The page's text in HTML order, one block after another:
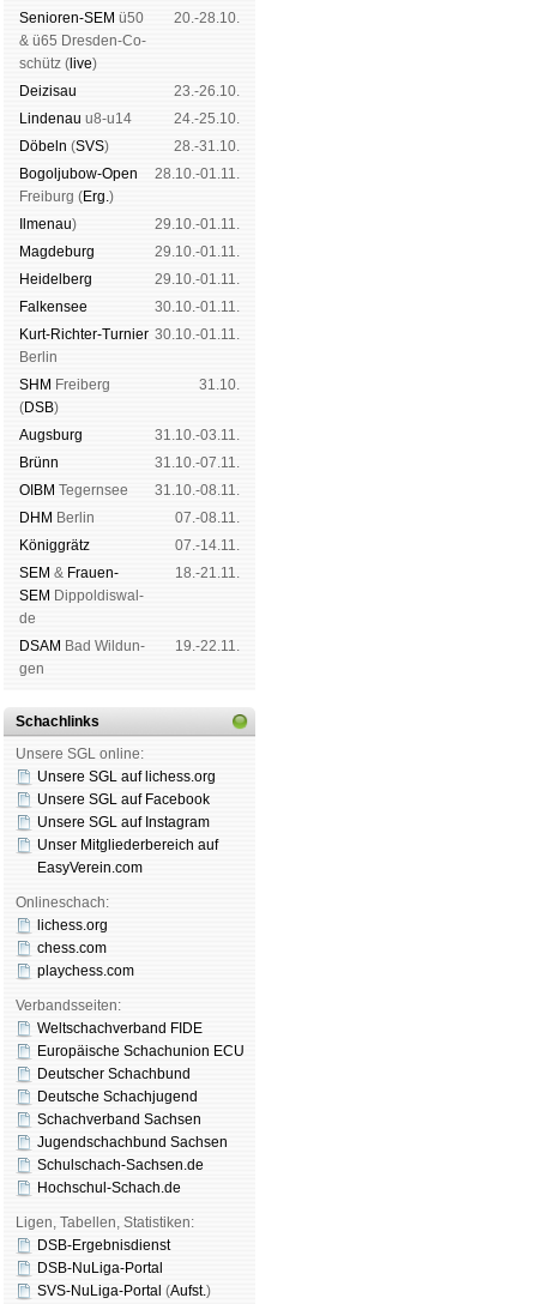
Senioren-SEM ü50
& ü65 Dres­den-Co­
schütz ( live)
20.-28.10.
Dei­zi­sau
23.-26.10.
Lin­de­nau u8-u14
24.-25.10.
Dö­beln (SVS)
28.-31.10.
Bogoljubow-Open
Frei­burg (Erg.)
28.10.-01.11.
Il­me­nau)
29.10.-01.11.
Mag­de­burg
29.10.-01.11.
Hei­del­berg
29.10.-01.11.
Fal­ken­see
30.10.-01.11.
Kurt-Rich­ter-Tur­nier
Ber­lin
30.10.-01.11.
SHM Frei­berg
(DSB)
31.10.
Augs­burg
31.10.-03.11.
Brünn
31.10.-07.11.
OIBM Tegern­see
31.10.-08.11.
DHM Ber­lin
07.-08.11.
König­grätz
07.-14.11.
SEM & Frauen-
SEM Dip­pol­dis­wal­
de
18.-21.11.
DSAM Bad Wil­dun­
gen
19.-22.11.
Schachlinks
Unsere SGL online:
Unsere SGL auf li­chess.org
Unsere SGL auf Face­book
Unsere SGL auf Insta­gram
Unser Mitgliederbereich auf
EasyVerein.com
Onlineschach:
lichess.org
chess.com
playchess.com
Verbandsseiten:
Weltschachverband FIDE
Europäische Schachunion ECU
Deutscher Schachbund
Deutsche Schachjugend
Schachverband Sachsen
Jugendschachbund Sachsen
Schulschach-Sachsen.de
Hochschul-Schach.de
Ligen, Tabellen, Statistiken:
DSB-Ergebnisdienst
DSB-NuLiga-Portal
SVS-NuLiga-Portal (Aufst.)